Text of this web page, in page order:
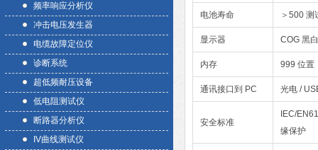
频率响应分析仪
冲击电压发生器
电缆故障定位仪
诊断系统
超低频耐压设备
低电阻测试仪
断路器分析仪
IV曲线测试仪
电池寿命 ＞500 测
显示器 COG 黑
内存 999 位置
通讯接口到 PC 光电 /
安全标准
IEC/
缘保护